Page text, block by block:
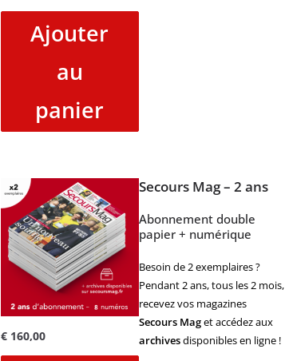
Ajouter
au
panier
€160,00
Secours Mag – 2 ans
Abonnement double
papier + numérique
Besoin de 2 exemplaires ?
Pendant 2 ans, tous les 2 mois,
recevez vos magazines
Secours Maget accédez aux
archivesdisponibles en ligne !